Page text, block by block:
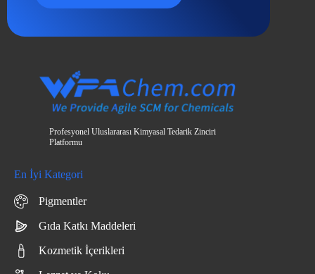
Profesyonel Uluslararası Kimyasal Tedarik Zinciri
Platformu
En İyi Kategori
Pigmentler
Gıda Katkı Maddeleri
Kozmetik İçerikleri